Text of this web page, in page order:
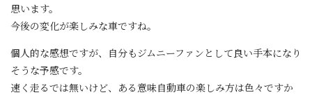
思います。
今後の変化が楽しみな車ですね。
個人的な感想ですが、自分もジムニーファンとして良い手本になり
そうな予感です。
速く走るでは無いけど、ある意味自動車の楽しみ方は色々ですか